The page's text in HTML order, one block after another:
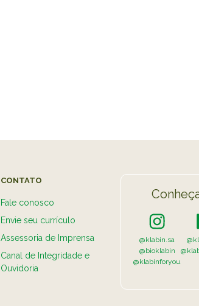
CONTATO
Fale conosco
Envie seu currículo
Assessoria de Imprensa
Canal de Integridade e
Ouvidoria
@klabin.sa
@bioklabin
@klabinforyou